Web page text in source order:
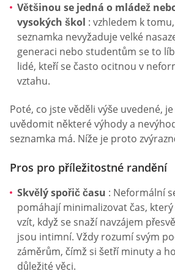
Většinou se jedná o mládež
vysokých škol : vzhledem k
seznamka nevyžaduje velké
generaci nebo studentům se to
lidé, kteří se často ocitnou v
vztahu.
Poté, co jste věděli výše uvedené,
uvědomit některé výhody a
seznamka má. Níže je proto
Pros pro příležitostné randění
Skvělý spořič času : Neformální
pomáhají minimalizovat čas,
vzít, když se snaží navzájem
jsou intimní. Vždy rozumí svým
záměrům, čímž si šetří minuty a
důležité věci.